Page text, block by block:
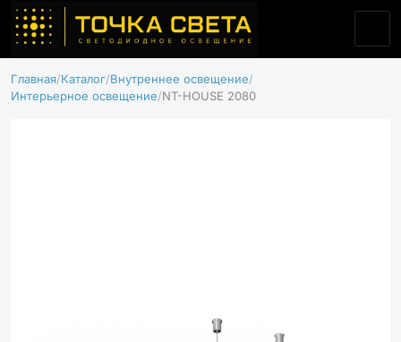
Главная Каталог Внутреннее освещение
Интерьерное освещение NT-HOUSE 2080